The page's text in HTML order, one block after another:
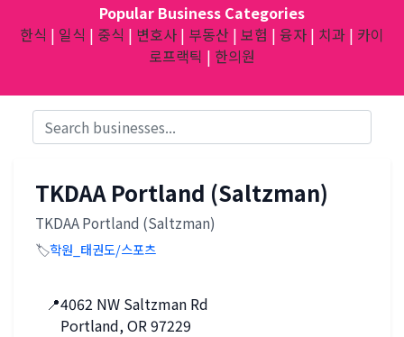
Popular Business Categories
한식 | 일식 | 중식 | 변호사 | 부동산 | 보험 | 융자 | 치과 | 카이
로프랙틱 | 한의원
TKDAA Portland (Saltzman)
TKDAA Portland (Saltzman)
🏷️학원_태권도/스포츠
📍4062 NW Saltzman Rd
Portland, OR 97229